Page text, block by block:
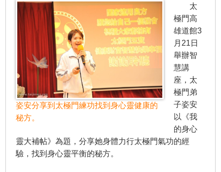
姿安分享到太極門練功找到身心靈健康的
秘方。
太
極門高
雄道館3
月21日
舉辦智
慧講
座，太
極門弟
子姿安
以《我
的身心
靈大補帖》為題，分享她身體力行太極門氣功的經
驗，找到身心靈平衡的秘方。